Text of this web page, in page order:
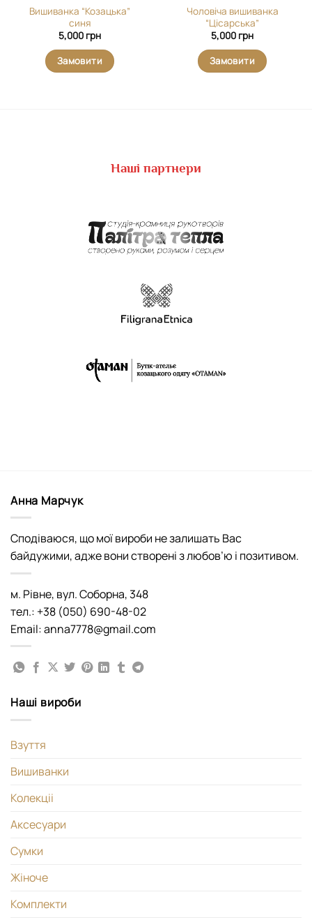
Вишиванка “Козацька”
синя
5,000 грн
Замовити
Чоловіча вишиванка
“Цісарська”
5,000 грн
Замовити
Наші партнери
Анна Марчук
Сподіваюся, що мої вироби не залишать Вас
байдужими, адже вони створені з любов’ю і позитивом.
м. Рівне, вул. Соборна, 348
тел.: +38 (050) 690-48-02
Email: anna7778@gmail.com
Наші вироби
Взуття
Вишиванки
Колекціі
Аксесуари
Сумки
Жіноче
Комплекти